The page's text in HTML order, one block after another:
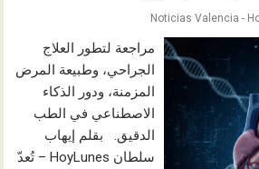
Noticias Valencia -
مراجعة لتطور العلاج
الجراحي، وطبيعة المرض
المزمنة، ودور الذكاء
الاصطناعي في الطب
الدقيق. بقلم إيهاب
سلطان HoyLunes – تُعدّ